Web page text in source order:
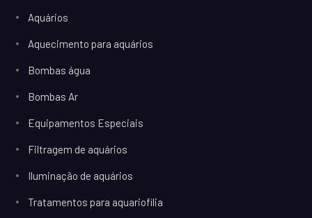
Aquários
Aquecimento para aquários
Bombas água
Bombas Ar
Equipamentos Especiais
Filtragem de aquários
Iluminação de aquários
Tratamentos para aquariofilia